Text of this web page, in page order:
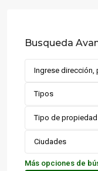
Busqueda
Tipos
Tipo de propiedad
Ciudades
Más opciones de